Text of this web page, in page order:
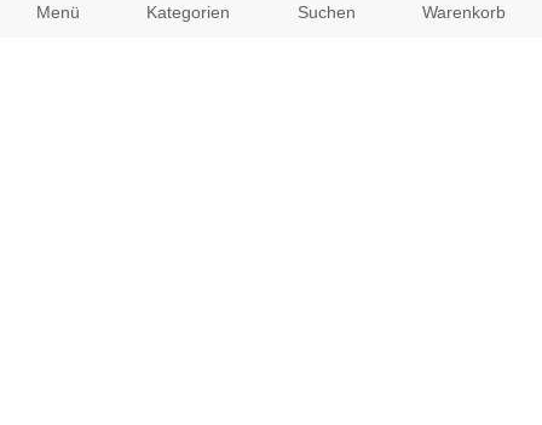
Menü Kategorien Suchen Warenkorb
Impressum